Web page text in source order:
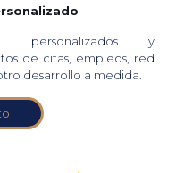
personalizados y
de citas, empleos, red
desarrollo a medida.